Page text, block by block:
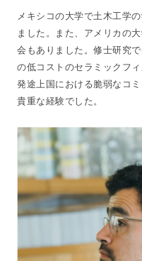
メキシコの大学で土木工学
ました。また、アメリカの
会もありました。修士研究
の低コストのセラミックフ
発途上国における脆弱なコ
貴重な経験でした。